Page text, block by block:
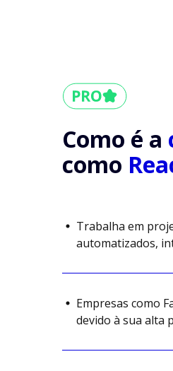
Como é a
como
Trabalha em
automatizados,
Empresas como
devido à sua alta